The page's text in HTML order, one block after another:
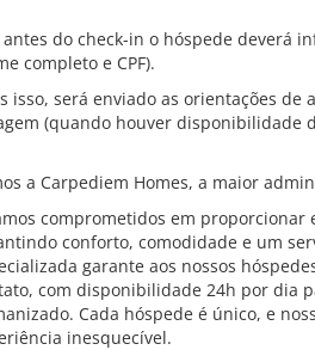
do check-in o hóspede deverá
completo e CPF).
isso, será enviado as orientações de
(quando houver disponibilidade
a Carpediem Homes, a maior
comprometidos em proporcionar
conforto, comodidade e um
garante aos nossos
com disponibilidade 24h por dia
Cada hóspede é único, e
inesquecível.